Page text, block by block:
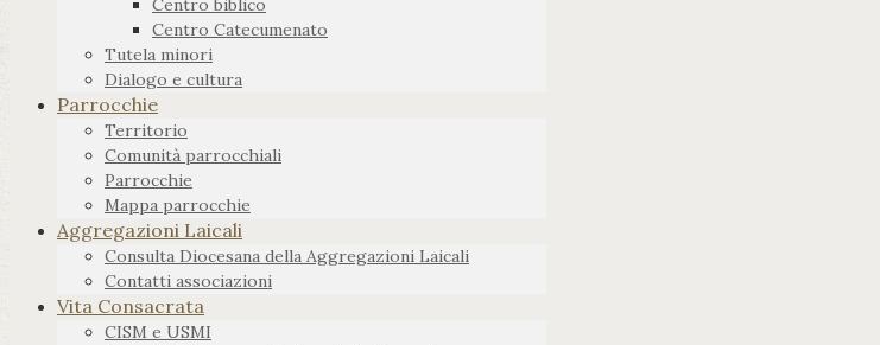
Centro biblico
Centro Catecumenato
Tutela minori
Dialogo e cultura
Parrocchie
Territorio
Comunità parrocchiali
Parrocchie
Mappa parrocchie
Aggregazioni Laicali
Consulta Diocesana della Aggregazioni Laicali
Contatti associazioni
Vita Consacrata
CISM e USMI